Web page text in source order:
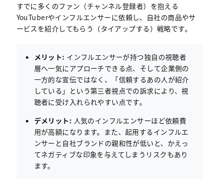
すでに多くのファン（チャンネル登録者）を抱える
YouTuberやインフルエンサーに依頼し、自社の商品やサ
ービスを紹介してもらう（タイアップする）戦略です。
メリット: インフルエンサーが持つ独自の視聴者
層へ一気にアプローチできる点、そして企業側の
一方的な宣伝ではなく、「信頼するあの人が紹介
している」という第三者視点での訴求により、視
聴者に受け入れられやすい点です。
デメリット: 人気のインフルエンサーほど依頼費
用が高額になります。また、起用するインフルエ
ンサーと自社ブランドの親和性が低いと、かえっ
てネガティブな印象を与えてしまうリスクもあり
ます。